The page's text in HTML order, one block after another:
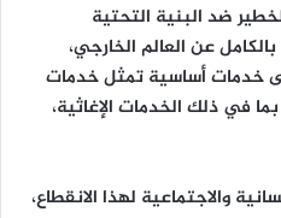
ضد البنية التحتية
عن العالم الخارجي،
خدمات أساسية تمثل خدمات
في ذلك الخدمات الإغاثية،
والاجتماعية لهذا الانقطاع،